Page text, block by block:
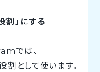
割」にする
では、
として使います。